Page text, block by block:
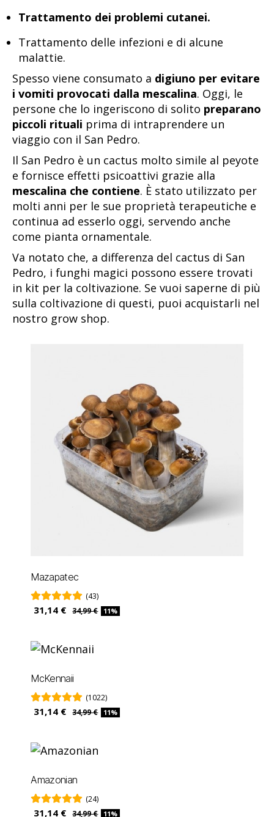
Trattamento dei problemi cutanei.
Trattamento delle infezioni e di alcune
malattie.
Spesso viene consumato a digiuno per evitare
i vomiti provocati dalla mescalina. Oggi, le
persone che lo ingeriscono di solito preparano
piccoli rituali prima di intraprendere un
viaggio con il San Pedro.
Il San Pedro è un cactus molto simile al peyote
e fornisce effetti psicoattivi grazie alla
mescalina che contiene. È stato utilizzato per
molti anni per le sue proprietà terapeutiche e
continua ad esserlo oggi, servendo anche
come pianta ornamentale.
Va notato che, a differenza del cactus di San
Pedro, i funghi magici possono essere trovati
in kit per la coltivazione. Se vuoi saperne di più
sulla coltivazione di questi, puoi acquistarli nel
nostro grow shop.
Mazapatec
(43)
31,14 € 34,99 € 11%
McKennaii
(1022)
31,14 € 34,99 € 11%
Amazonian
(24)
31,14 € 34,99 € 11%